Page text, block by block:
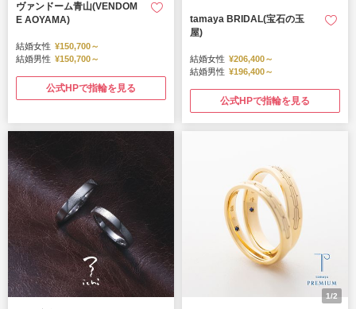
ヴァンドーム青山(VENDOM
E AOYAMA)
結婚女性 ¥150,700～
結婚男性 ¥150,700～
公式HPで指輪を見る
tamaya BRIDAL(宝石の玉
屋)
結婚女性 ¥206,400～
結婚男性 ¥196,400～
公式HPで指輪を見る
1/2